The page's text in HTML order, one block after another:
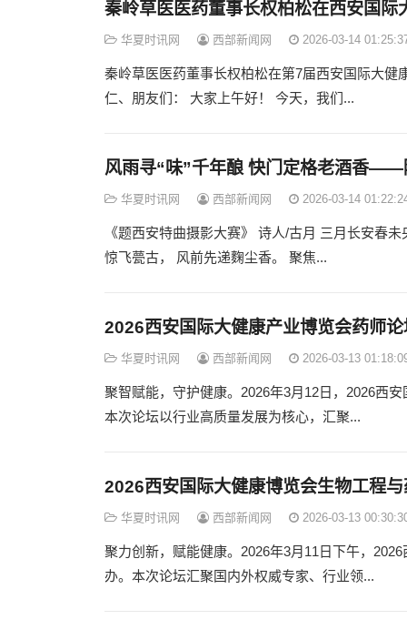
秦岭草医医药董事长权柏松在西安国际
华夏时讯网 西部新闻网 2026-03-14
秦岭草医医药董事长权柏松在第7届西安国际大
仁、朋友们： 大家上午好！ 今天，我们...
风雨寻“味”千年酿 快门定格老酒香——
华夏时讯网 西部新闻网 2026-03-14
《题西安特曲摄影大赛》 诗人/古月 三月长安春
惊飞甍古， 风前先递麴尘香。 聚焦...
2026西安国际大健康产业博览会药师
华夏时讯网 西部新闻网 2026-03-13
聚智赋能，守护健康。2026年3月12日，2026西
本次论坛以行业高质量发展为核心，汇聚...
2026西安国际大健康博览会生物工程
华夏时讯网 西部新闻网 2026-03-13
聚力创新，赋能健康。2026年3月11日下午，
办。本次论坛汇聚国内外权威专家、行业领...